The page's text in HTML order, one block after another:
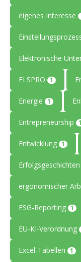
eigenes Interesse
Elektronische
ELSPRO 1
Energie 1
Entrepreneurship
Entwicklung 1
Erfolgsgeschichten
ergonomischer
ESG-Reporting 1
EU-KI-Verordnung
Excel-Tabellen 1